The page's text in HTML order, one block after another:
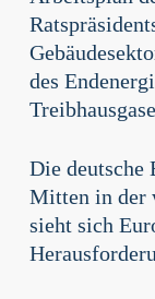
des
Die deutsche
Mitten in der
sieht sich